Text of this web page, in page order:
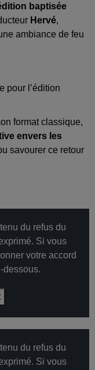
baptisée
Hervé,
ambiance de feu
pour l’édition
format classique,
envers les
savourer ce retour
du refus du
Si vous
votre accord
dessous.
du refus du
Si vous